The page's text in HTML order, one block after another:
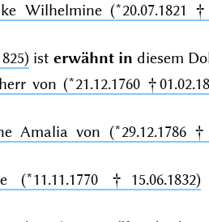
Wilhelmine (*20.07.1821
ist erwähnt in diesem
von (*21.12.1760
Amalia von (*29.12.1786
(*11.11.1770 †15.06.1832)